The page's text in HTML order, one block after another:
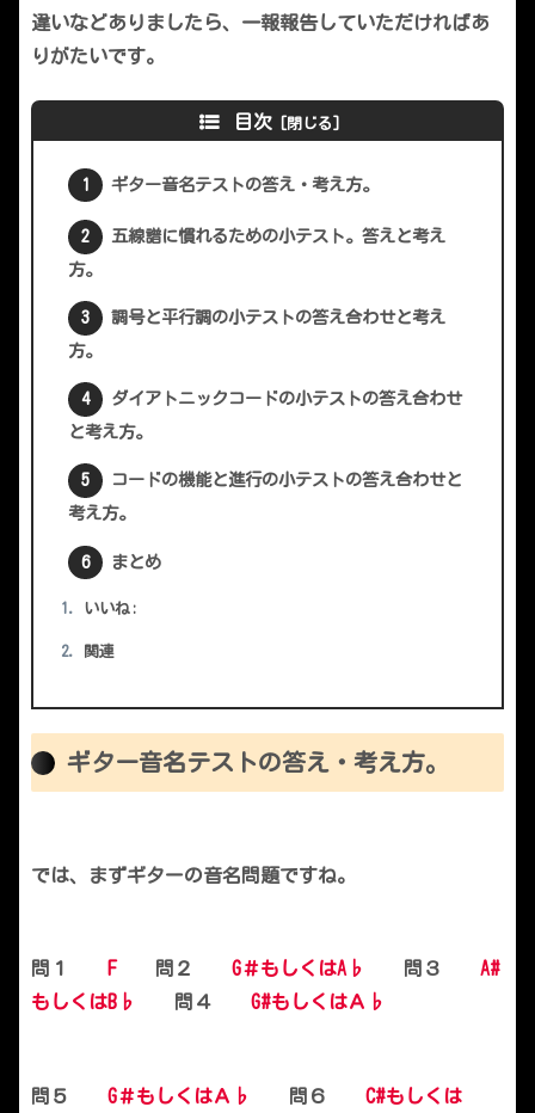
違いなどありましたら、一報報告していただければあ
りがたいです。
目次
ギター音名テストの答え・考え方。
五線譜に慣れるための小テスト。答えと考え
方。
調号と平行調の小テストの答え合わせと考え
方。
ダイアトニックコードの小テストの答え合わせ
と考え方。
コードの機能と進行の小テストの答え合わせと
考え方。
まとめ
いいね:
関連
ギター音名テストの答え・考え方。
では、まずギターの音名問題ですね。
問１ F 問２ G＃もしくはA♭ 問３ A#
もしくはB♭
問４ G#もしくはＡ♭
問５ G＃もしくはＡ♭ 問６ C#もしくは